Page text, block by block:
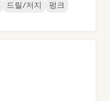
드릴/저지
펑크